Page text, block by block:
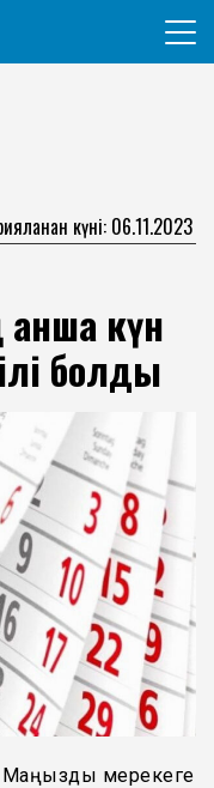
гражданин
күні: 06.11.2023
қанша күн
болды
Маңызды мерекеге